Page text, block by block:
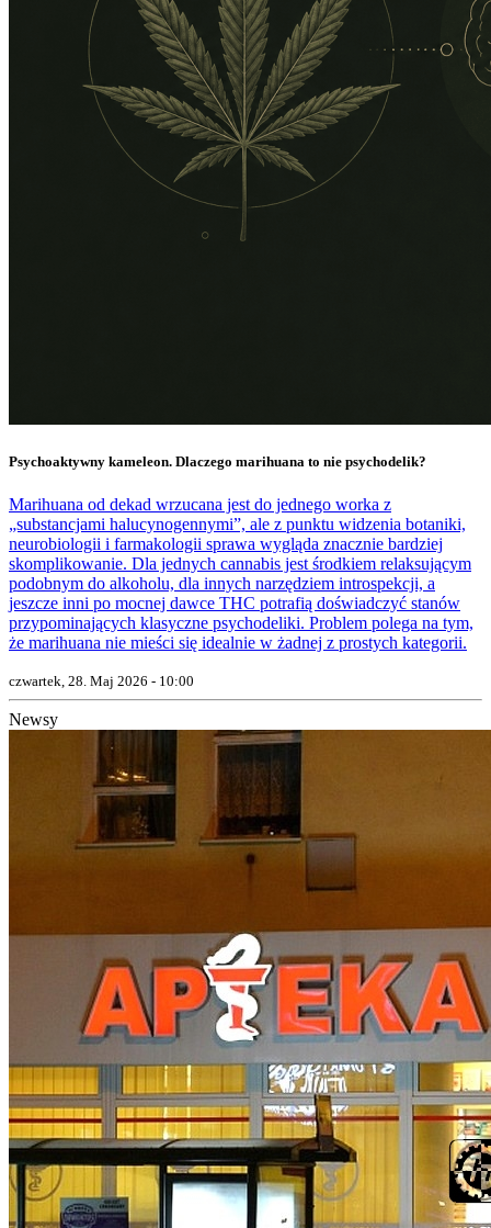
Psychoaktywny kameleon. Dlaczego marihuana to nie psychodelik?
Marihuana od dekad wrzucana jest do jednego worka z
„substancjami halucynogennymi”, ale z punktu widzenia botaniki,
neurobiologii i farmakologii sprawa wygląda znacznie bardziej
skomplikowanie. Dla jednych cannabis jest środkiem relaksującym
podobnym do alkoholu, dla innych narzędziem introspekcji, a
jeszcze inni po mocnej dawce THC potrafią doświadczyć stanów
przypominających klasyczne psychodeliki. Problem polega na tym,
że marihuana nie mieści się idealnie w żadnej z prostych kategorii.
czwartek, 28. Maj 2026 - 10:00
Newsy